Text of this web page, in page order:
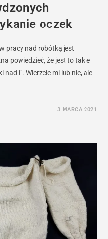
oczek
pracy nad robótką jest
powiedzieć, że jest to takie
nad i”. Wierzcie mi lub nie, ale
3 MARCA 2021